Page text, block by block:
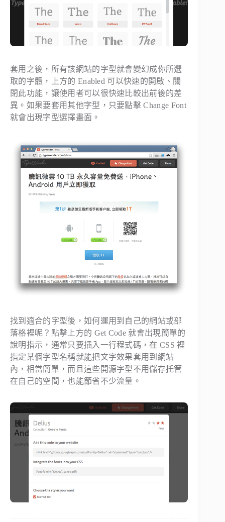
套用之後，所有該網站的字型就會變幻成你所選
取的字體，上方的 Enabled 可以快速的開啟、關
閉此功能，讓使用者可以很快速比較出前後的差
異。如果要套用其他字型，只要點擊Change Font
就會出現字型選擇畫面。
找到適合的字型後，如何運用到自己的網站或部
落格裡呢？點擊上方的 Get Code 就會出現簡單的
說明指示，通常只要插入一行程式碼，在 CSS 裡
指定某個字型名稱就能把文字效果套用到網站
內，相當簡單，而且這些開源字型不用儲存托管
在自己的空間，也能節省不少流量。